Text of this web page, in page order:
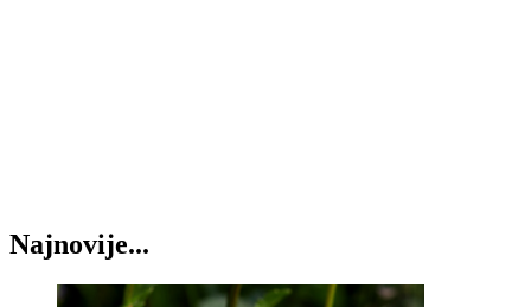
Najnovije...